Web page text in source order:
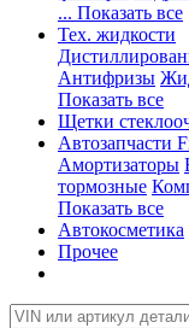
... Показать все
Тех. жидкости
Антифризы
Показать все
Щетки
Автозапчасти
Амортизаторы
тормозные
Показать все
Автокосметика
Прочее